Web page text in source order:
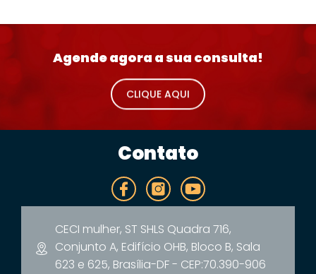
Agende agora a sua consulta!
CLIQUE AQUI
Contato
CECI mulher, ST SHLS Quadra 716,
Conjunto A, Edifício OHB, Bloco B, Sala
623 e 625, Brasília-DF - CEP:70.390-906